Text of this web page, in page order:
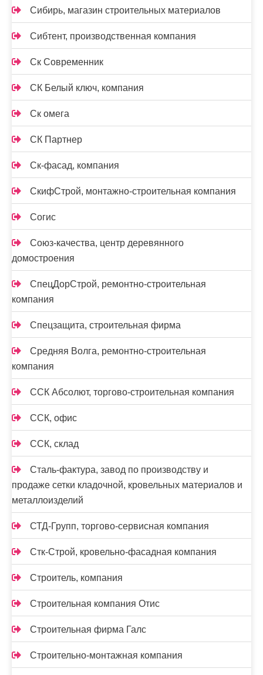
Сибирь, магазин строительных материалов
Сибтент, производственная компания
Ск Cовременник
СК Белый ключ, компания
Ск омега
СК Партнер
Ск-фасад, компания
СкифСтрой, монтажно-строительная компания
Согис
Союз-качества, центр деревянного
домостроения
СпецДорСтрой, ремонтно-строительная
компания
Спецзащита, строительная фирма
Средняя Волга, ремонтно-строительная
компания
ССК Абсолют, торгово-строительная компания
ССК, офис
ССК, склад
Сталь-фактура, завод по производству и
продаже сетки кладочной, кровельных материалов и
металлоизделий
СТД-Групп, торгово-сервисная компания
Стк-Строй, кровельно-фасадная компания
Строитель, компания
Строительная компания Отис
Строительная фирма Галс
Строительно-монтажная компания